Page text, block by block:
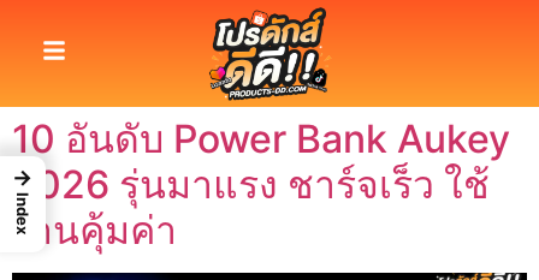
10 อันดับ Power Bank Aukey
2026 รุ่นมาแรง ชาร์จเร็ว ใช้
งานคุ้มค่า
→
Index